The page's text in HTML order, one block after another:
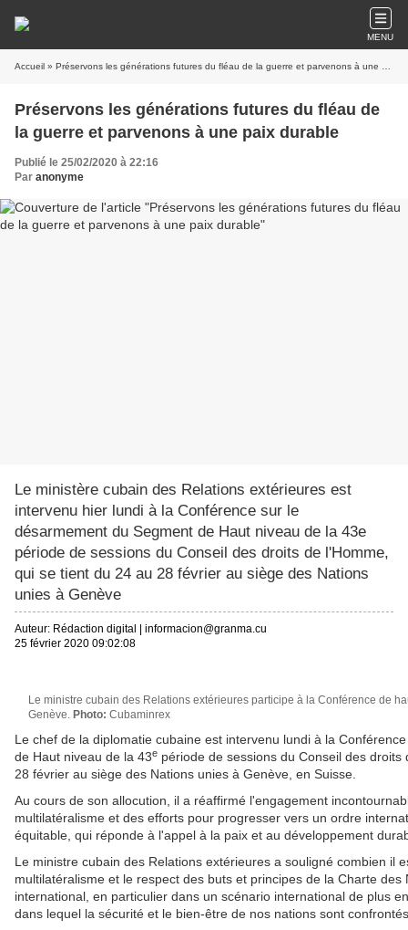
MENU
Accueil » Préservons les générations futures du fléau de la guerre et parvenons à une paix durable
Préservons les générations futures du fléau de
la guerre et parvenons à une paix durable
Publié le 25/02/2020 à 22:16
Par anonyme
Le ministère cubain des Relations extérieures est
intervenu hier lundi à la Conférence sur le
désarmement du Segment de Haut niveau de la 43e
période de sessions du Conseil des droits de l'Homme,
qui se tient du 24 au 28 février au siège des Nations
unies à Genève
Auteur: Rédaction digital
informacion@granma.cu
25 février 2020 09:02:08
Le ministre cubain des Relations extérieures participe à la Conférence de
Genève. Photo: Cubaminrex
Le chef de la diplomatie cubaine est intervenu lundi à la
de Haut niveau de la 43e période de sessions du Conseil des
28 février au siège des Nations unies à Genève, en Suisse.
Au cours de son allocution, il a réaffirmé l'engagement
multilatéralisme et des efforts pour progresser vers un ordre
équitable, qui réponde à l'appel à la paix et au développement
Le ministre cubain des Relations extérieures a souligné combien il
multilatéralisme et le respect des buts et principes de la Charte des
international, en particulier dans un scénario international de plus
dans lequel la sécurité et le bien-être de nos nations sont